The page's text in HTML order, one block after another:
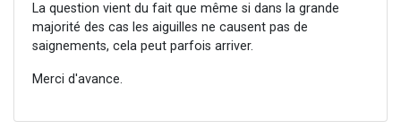
La question vient du fait que même si dans la grande
majorité des cas les aiguilles ne causent pas de
saignements, cela peut parfois arriver.
Merci d'avance.